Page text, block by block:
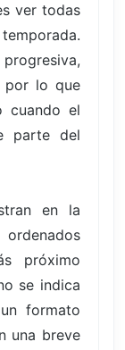
ver todas
por lo que
cuando el
parte del
en la
próximo
se indica
formato
una breve